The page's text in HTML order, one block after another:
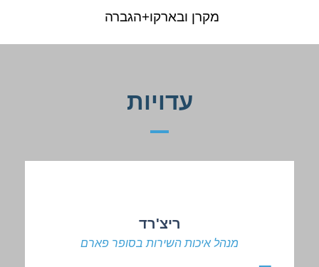
מקרן ובארקו+הגברה
עדויות
ריצ'רד
מנהל איכות השירות בסופר פארם